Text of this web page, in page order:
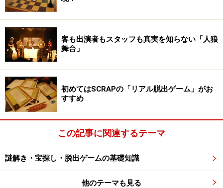
客も出演者もスタッフも真実を知らない「人狼
舞台」
初めてはSCRAPの「リアル脱出ゲーム」がお
すすめ
この記事に関連するテーマ
謎解き・宝探し・脱出ゲームの基礎知識
他のテーマも見る